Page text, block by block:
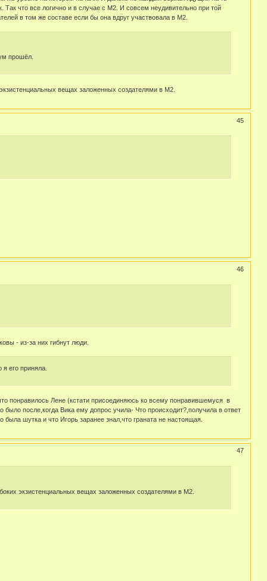
что все логично и в случае с М2. И совсем неудивительно при той
в том же составе если бы она вдруг участвовала в М2.
прошёл.
вещах заложенных создателями в М2.
45
46
- из-за них гибнут люди.
его приняла.
понравилось Лене (кстати присоединяюсь ко всему понравившемуся в
после,когда Вика ему допрос учила- Что происходит?,получила в ответ
шутка и что Игорь заранее знал,что граната не настоящая.
47
экзистенциальных вещах заложенных создателями в М2.